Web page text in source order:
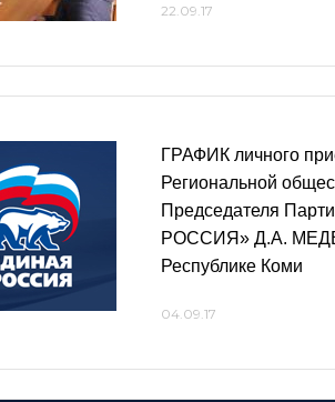
22.09.17
ГРАФИК личного
Региональной
Председателя
РОССИЯ» Д.А.
Республике Коми
04.09.17